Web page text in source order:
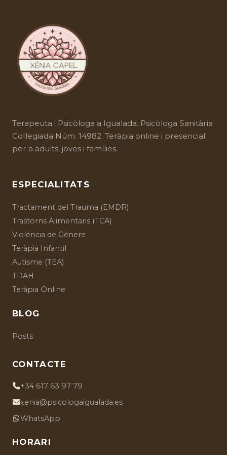
rutina diària, és aconsellable buscar ajuda
especialitzada.
Terapeuta i Psicòloga a Igualada. Psicòloga Sanitària
Col·legiada Núm. 14982. Teràpia online i presencial
per a adults, joves i famílies.
ESPECIALITATS
Tractament del Trauma (EMDR)
Trastorns Alimentaris (TCA)
Violència de Gènere
Teràpia Infantil
Autisme (TEA)
TDAH
Teràpia Online
BLOG
Posts
CONTACTE
+34 617 63 97 79
xenia@psicologaigualada.es
WhatsApp
HORARI